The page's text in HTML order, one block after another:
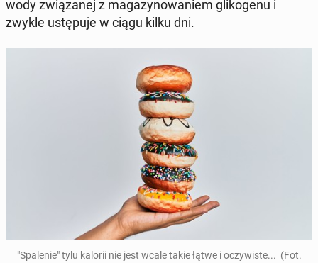
wody zwią­za­nej z ma­ga­zy­no­wa­niem gli­ko­ge­nu i
zwykle ustę­pu­je w ciągu kilku dni.
"Spa­le­nie" tylu kalorii nie jest wcale takie łątwe i oczy­wi­ste... (Fot.